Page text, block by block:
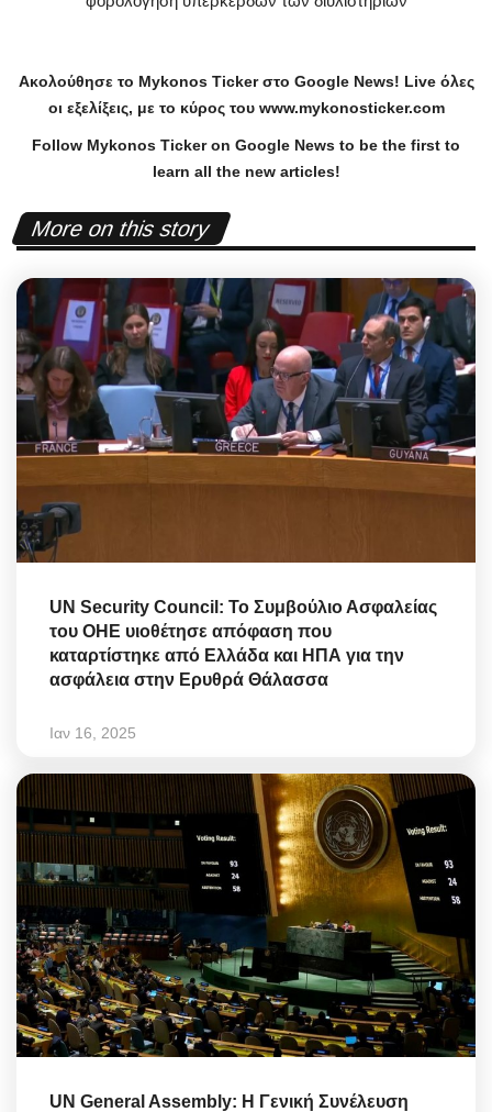
Ακολούθησε το Mykonos Tickerστο Google News! Liveόλες
οι εξελίξεις, με το κύρος του www.mykonosticker.com
Follow Mykonos Ticker on Google News to be the first to
learn all the new articles!
More on this story
UN Security Council: Το Συμβούλιο Ασφαλείας
του ΟΗΕ υιοθέτησε απόφαση που
καταρτίστηκε από Ελλάδα και ΗΠΑ για την
ασφάλεια στην Ερυθρά Θάλασσα
Ιαν 16, 2025
UN General Assembly: Η Γενική Συνέλευση